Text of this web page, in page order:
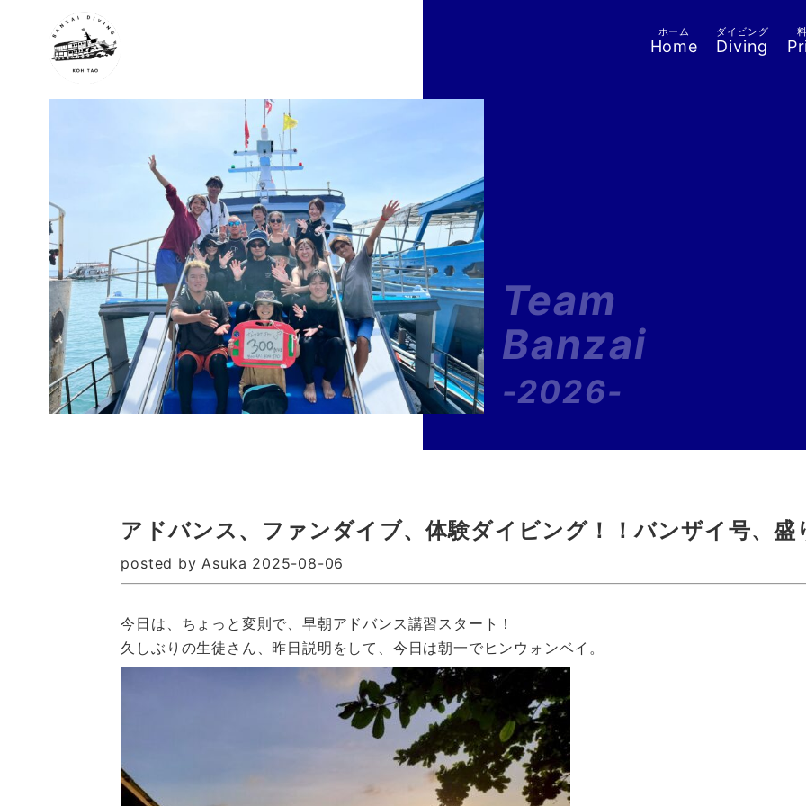
ホーム
Home
ダイビング
Diving
Team
Banzai
-2026-
アドバンス、ファンダイブ、体験ダイビング！！バンザイ号、盛
posted by Asuka 2025-08-06
今日は、ちょっと変則で、早朝アドバンス講習スタート！
久しぶりの生徒さん、昨日説明をして、今日は朝一でヒンウォンベイ。